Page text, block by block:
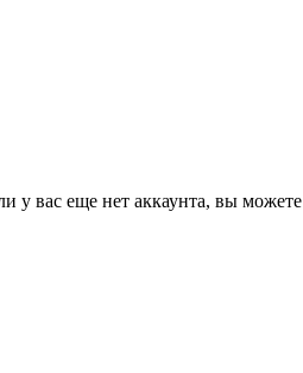
у вас еще нет аккаунта, вы можете